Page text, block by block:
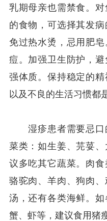
乳期母亲也需禁食。
的食物，可选择其发
免过热水烫，忌用肥
痘。加强卫生防护，
强体质。保持稳定的精
以及不良的生活习惯都
湿疹患者需要忌口
菜类：如生姜、芫荽
议多吃其它蔬菜。肉食
骆驼肉、羊肉、狗肉
汤，还有各类海鲜。
蟹、虾等，建议食用猪